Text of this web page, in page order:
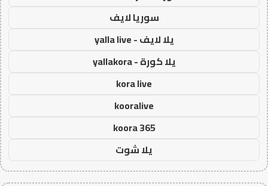
سوريا لايف
يلا لايف - yalla live
يلا كورة - yallakora
kora live
kooralive
koora 365
يلا شوت